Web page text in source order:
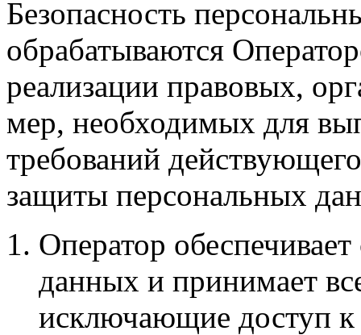
Безопасность
обрабатываются
реализации правовых,
мер, необходимых для
требований
защиты персональных
Оператор
данных и принимает
исключающие доступ